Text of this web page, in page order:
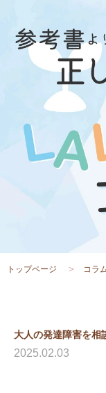
トップページ コラ
大人の発達障害を相
2025.02.03